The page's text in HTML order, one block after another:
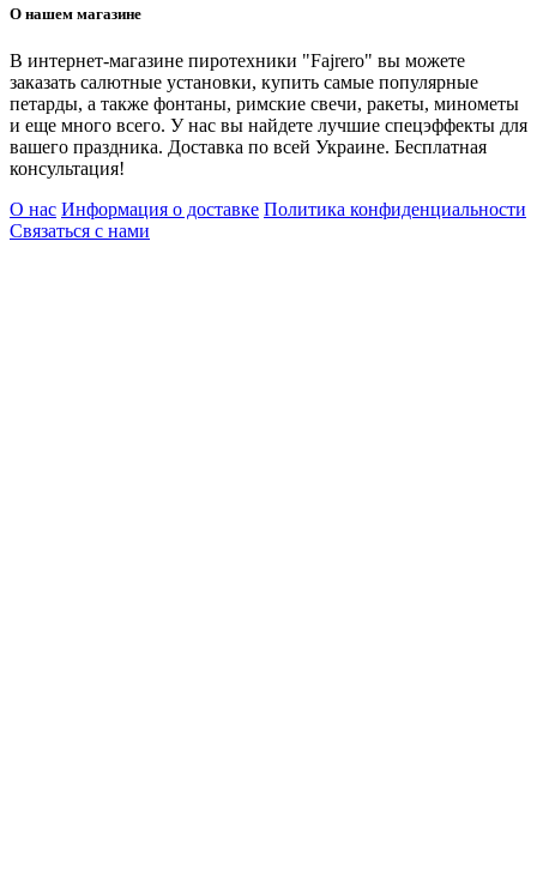
О нашем магазине
В интернет-магазине пиротехники "Fajrero" вы можете
заказать салютные установки, купить самые популярные
петарды, а также фонтаны, римские свечи, ракеты, минометы
и еще много всего. У нас вы найдете лучшие спецэффекты для
вашего праздника. Доставка по всей Украине. Бесплатная
консультация!
О нас Информация о доставке Политика конфиденциальности
Связаться с нами